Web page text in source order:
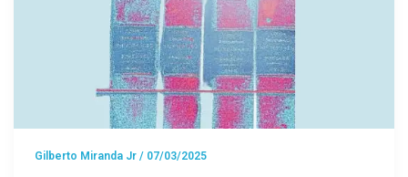
Gilberto Miranda Jr / 07/03/2025